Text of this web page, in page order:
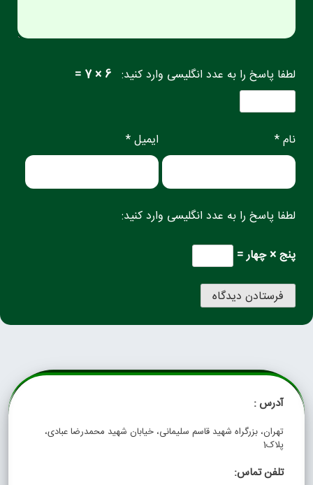
لطفا پاسخ را به عدد انگلیسی وارد کنید: 6 × 7 =
نام * ایمیل *
لطفا پاسخ را به عدد انگلیسی وارد کنید:
پنج × چهار =
آدرس :
تهران، بزرگراه شهید قاسم سلیمانی، خیابان شهید محمدرضا عبادی،
پلاک1
تلفن تماس: